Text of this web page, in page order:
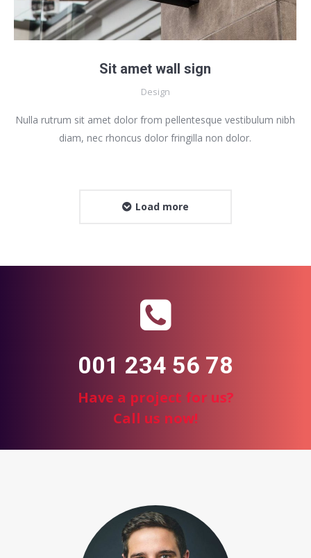
Sit amet wall sign
Design
Nulla rutrum sit amet dolor from pellentesque vestibulum nibh
diam, nec rhoncus dolor fringilla non dolor.
Load more
001 234 56 78
Have a project for us?
Call us now!